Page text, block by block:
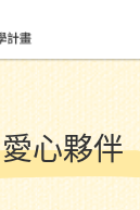
愛心夥伴